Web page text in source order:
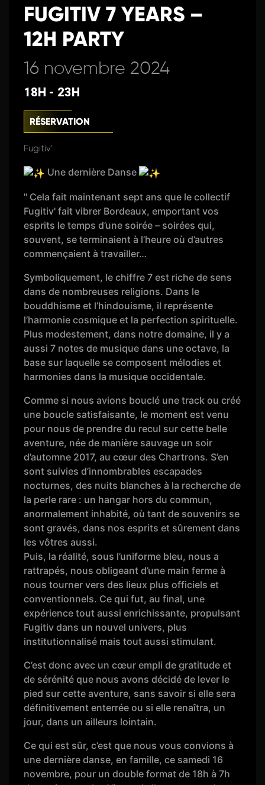
FUGITIV 7 YEARS –
12H PARTY
16 novembre 2024
18H - 23H
RÉSERVATION
Fugitiv'
Une dernière Danse
" Cela fait maintenant sept ans que le collectif
Fugitiv' fait vibrer Bordeaux, emportant vos
esprits le temps d’une soirée – soirées qui,
souvent, se terminaient à l’heure où d’autres
commençaient à travailler…
Symboliquement, le chiffre 7 est riche de sens
dans de nombreuses religions. Dans le
bouddhisme et l’hindouisme, il représente
l’harmonie cosmique et la perfection spirituelle.
Plus modestement, dans notre domaine, il y a
aussi 7 notes de musique dans une octave, la
base sur laquelle se composent mélodies et
harmonies dans la musique occidentale.
Comme si nous avions bouclé une track ou créé
une boucle satisfaisante, le moment est venu
pour nous de prendre du recul sur cette belle
aventure, née de manière sauvage un soir
d’automne 2017, au cœur des Chartrons. S’en
sont suivies d’innombrables escapades
nocturnes, des nuits blanches à la recherche de
la perle rare : un hangar hors du commun,
anormalement inhabité, où tant de souvenirs se
sont gravés, dans nos esprits et sûrement dans
les vôtres aussi.
Puis, la réalité, sous l’uniforme bleu, nous a
rattrapés, nous obligeant d’une main ferme à
nous tourner vers des lieux plus officiels et
conventionnels. Ce qui fut, au final, une
expérience tout aussi enrichissante, propulsant
Fugitiv dans un nouvel univers, plus
institutionnalisé mais tout aussi stimulant.
C’est donc avec un cœur empli de gratitude et
de sérénité que nous avons décidé de lever le
pied sur cette aventure, sans savoir si elle sera
définitivement enterrée ou si elle renaîtra, un
jour, dans un ailleurs lointain.
Ce qui est sûr, c’est que nous vous convions à
une dernière danse, en famille, ce samedi 16
novembre, pour un double format de 18h à 7h